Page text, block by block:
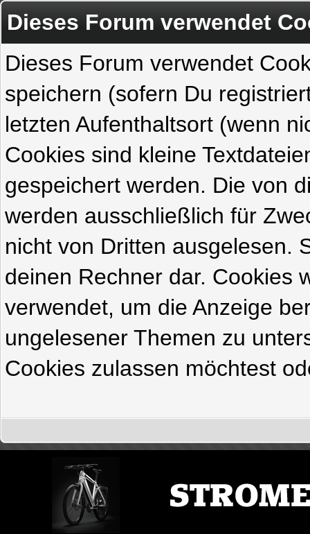
Dieses Forum verwendet
Dieses Forum verwendet
speichern (sofern Du
letzten Aufenthaltsort (wenn
Cookies sind kleine
gespeichert werden. Die von
werden ausschließlich für
nicht von Dritten ausgelesen.
deinen Rechner dar. Cookies
verwendet, um die Anzeige
ungelesener Themen zu
Cookies zulassen möchtest